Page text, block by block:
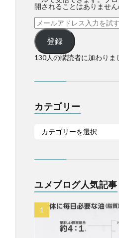
開されることはありませ
登録
130人の購読者に加わりま
カテゴリー
ユメブログ人気記事